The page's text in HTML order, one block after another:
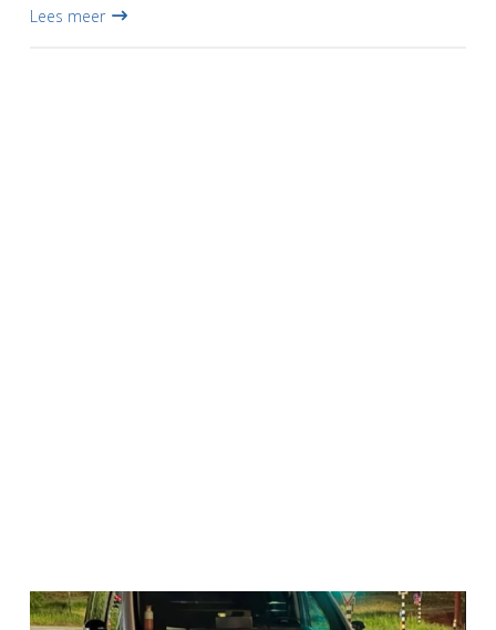
restaura...
Lees meer